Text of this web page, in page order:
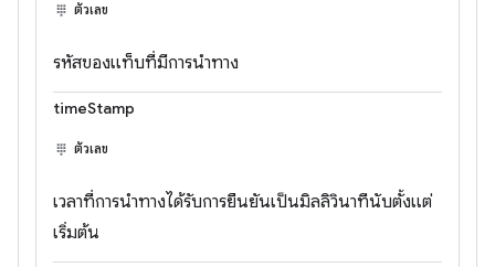
ตัวเลข
รหัสของแท็บที่มีการนำทาง
timeStamp
ตัวเลข
เวลาที่การนำทางได้รับการยืนยันเป็นมิลลิวินาทีนับตั้งแต่
เริ่มต้น